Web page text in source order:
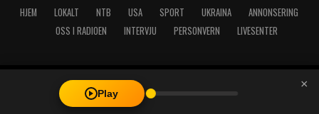
HJEM LOKALT NTB USA SPORT UKRAINA
ANNONSERING
OSS I RADIOEN
INTERVJU PERSONVERN LIVESENTER
Copyright © 2026 A-Media AS | Radio Haugaland - Haraldsgata 114,
5527 Haugesund - Mail: post@radioh.no - Telefon: 52717273
Play
×